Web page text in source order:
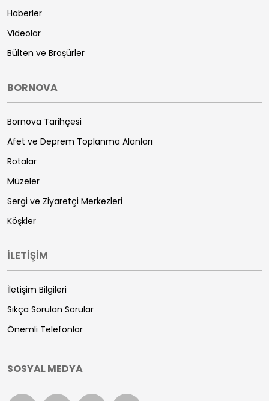
Haberler
Videolar
Bülten ve Broşürler
BORNOVA
Bornova Tarihçesi
Afet ve Deprem Toplanma Alanları
Rotalar
Müzeler
Sergi ve Ziyaretçi Merkezleri
Köşkler
İLETİŞİM
İletişim Bilgileri
Sıkça Sorulan Sorular
Önemli Telefonlar
SOSYAL MEDYA